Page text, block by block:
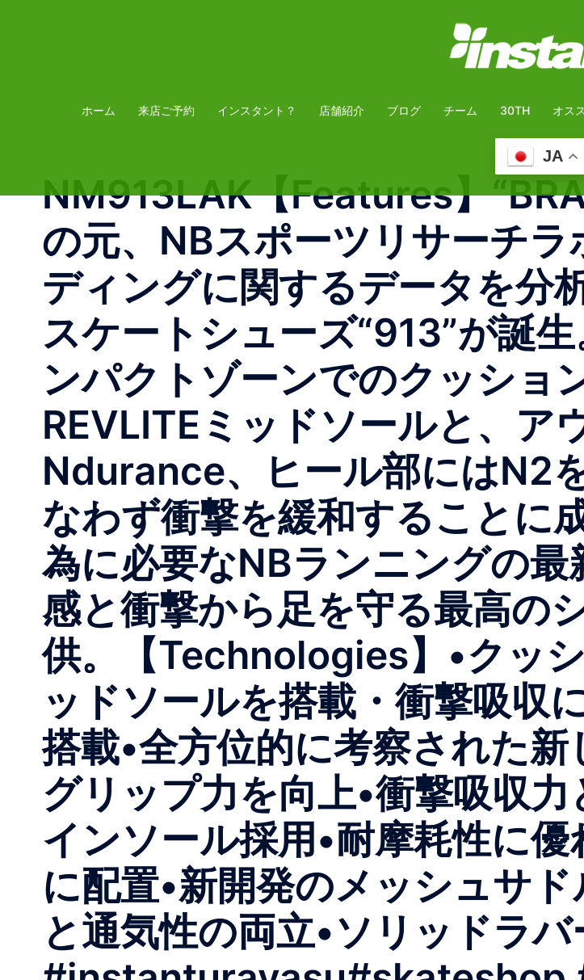
ホーム 来店ご予約 インスタント？ 店舗紹介 ブログ チーム 30TH オス
JA
NM913LAK 【Features】
の元、NBスポーツリサーチ
ディングに関するデータを分
スケートシューズ“913”が誕
ンパクトゾーンでのクッショ
REVLITEミッドソールと、ア
Ndurance、ヒール部にはN2
なわず衝撃を緩和することに
為に必要なNBランニングの最
感と衝撃から足を守る最高の
供。 【Technologies】 •クッ
ッドソールを搭載・衝撃吸収
搭載 •全方位的に考察された
グリップ力を向上 •衝撃吸収
インソール採用 •耐摩耗性に
に配置•新開発のメッシュサ
と通気性の両立 •ソリッドラ